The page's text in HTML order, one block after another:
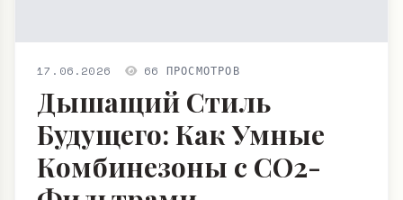
17.06.2026 66 ПРОСМОТРОВ
Дышащий Стиль
Будущего: Как Умные
Комбинезоны с CO2-